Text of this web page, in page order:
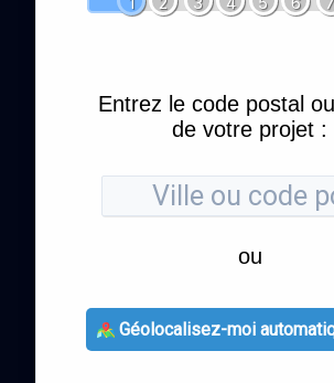
Entrez le code postal
de votre projet :
ou
Géolocalisez-moi